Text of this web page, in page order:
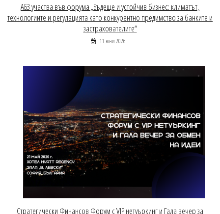
АБЗ участва във форума „Бъдеще и устойчив бизнес: климатът,
технологиите и регулацията като конкурентно предимство за банките и
застрахователите“
11 юни 2026
Стратегически Финансов Форум с VIP нетуъркинг и Гала вечер за